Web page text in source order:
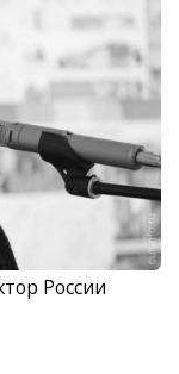
России